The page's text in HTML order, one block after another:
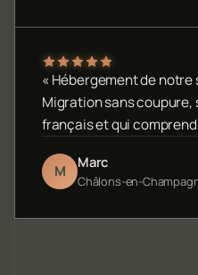
« Hébergement de notre
Migration sans coupure,
français et qui comprend
M Marc
Châlons-en-